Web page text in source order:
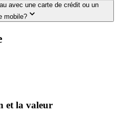
avec une carte de crédit ou un
mobile?
et la valeur